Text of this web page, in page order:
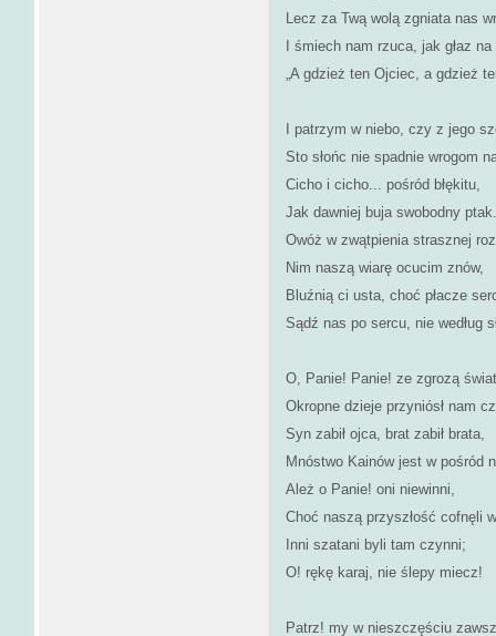
Lecz za Twą wolą zgniata nas
I śmiech nam rzuca, jak głaz na
„A gdzież ten Ojciec, a gdzież
I patrzym w niebo, czy z jego
Sto słońc nie spadnie wrogom
Cicho i cicho... pośród błękitu,
Jak dawniej buja swobodny ptak.
Owóż w zwątpienia strasznej
Nim naszą wiarę ocucim znów,
Bluźnią ci usta, choć płacze
Sądź nas po sercu, nie według
O, Panie! Panie! ze zgrozą
Okropne dzieje przyniósł nam
Syn zabił ojca, brat zabił brata,
Mnóstwo Kainów jest w pośród
Ależ o Panie! oni niewinni,
Choć naszą przyszłość cofnęli
Inni szatani byli tam czynni;
O! rękę karaj, nie ślepy miecz!
Patrz! my w nieszczęściu